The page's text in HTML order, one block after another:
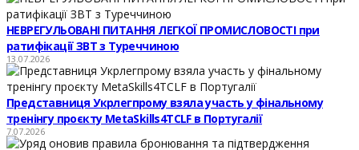
НЕВРЕГУЛЬОВАНІ ПИТАННЯ ЛЕГКОЇ ПРОМИСЛОВОСТІ при
ратифікації ЗВТ з Туреччиною
13.07.2026
Представниця Укрлегпрому взяла участь у фінальному
тренінгу проєкту MetaSkills4TCLF в Португалії
7.07.2026